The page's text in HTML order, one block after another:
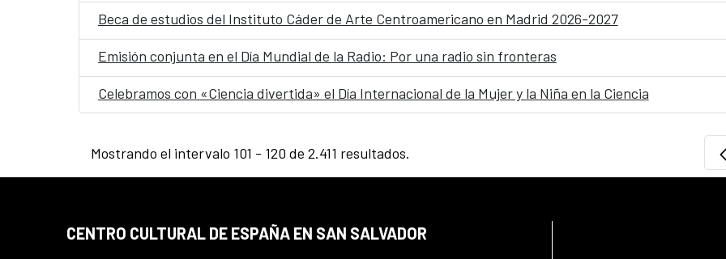
Beca de estudios del Instituto Cáder de Arte Centroamericano en Madrid 2026-2027
Emisión conjunta en el Día Mundial de la Radio: Por una radio sin fronteras
Celebramos con «Ciencia divertida» el Día Internacional de la Mujer y la Niña en la Ciencia
Mostrando el intervalo 101 - 120 de 2.411 resultados.
CENTRO CULTURAL DE ESPAÑA EN SAN SALVADOR